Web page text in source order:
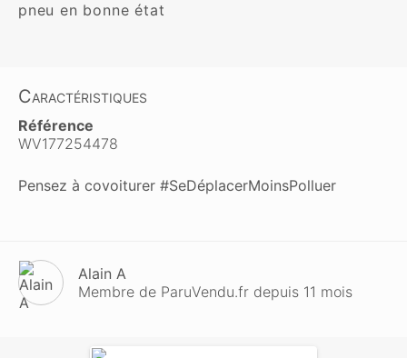
pneu en bonne état
Caractéristiques
Référence
WV177254478
Pensez à covoiturer #SeDéplacerMoinsPolluer
Alain A
Membre de ParuVendu.fr depuis 11 mois